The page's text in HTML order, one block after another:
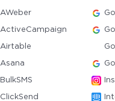
AWeber
ActiveCampaign
Airtable
Asana
BulkSMS
ClickSend